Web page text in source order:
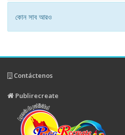
কোন সাব আরও
Contáctenos
Publirecreate